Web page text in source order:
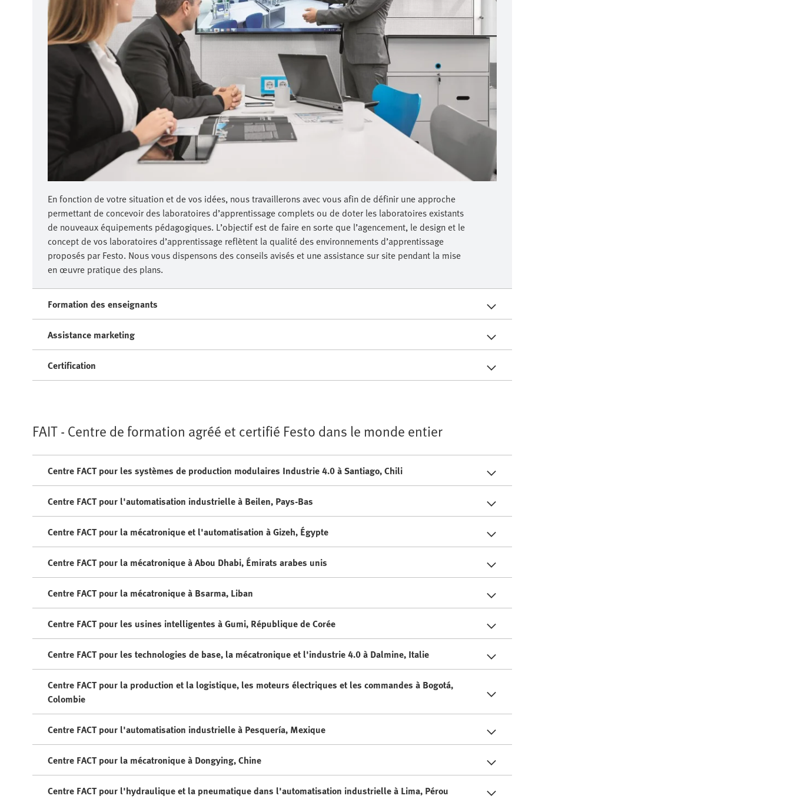
En fonction de votre situation et de vos idées, nous travaillerons avec vous afin de définir une approche
permettant de concevoir des laboratoires d’apprentissage complets ou de doter les laboratoires existants
de nouveaux équipements pédagogiques. L’objectif est de faire en sorte que l’agencement, le design et le
concept de vos laboratoires d’apprentissage reflètent la qualité des environnements d’apprentissage
proposés par Festo. Nous vous dispensons des conseils avisés et une assistance sur site pendant la mise
en œuvre pratique des plans.
Formation des enseignants
Assistance marketing
Certification
FAIT - Centre de formation agréé et certifié Festo dans le monde entier
Centre FACT pour les systèmes de production modulaires Industrie 4.0 à Santiago, Chili
Centre FACT pour l'automatisation industrielle à Beilen, Pays-Bas
Centre FACT pour la mécatronique et l'automatisation à Gizeh, Égypte
Centre FACT pour la mécatronique à Abou Dhabi, Émirats arabes unis
Centre FACT pour la mécatronique à Bsarma, Liban
Centre FACT pour les usines intelligentes à Gumi, République de Corée
Centre FACT pour les technologies de base, la mécatronique et l'industrie 4.0 à Dalmine, Italie
Centre FACT pour la production et la logistique, les moteurs électriques et les commandes à Bogotá,
Colombie
Centre FACT pour l'automatisation industrielle à Pesquería, Mexique
Centre FACT pour la mécatronique à Dongying, Chine
Centre FACT pour l'hydraulique et la pneumatique dans l'automatisation industrielle à Lima, Pérou